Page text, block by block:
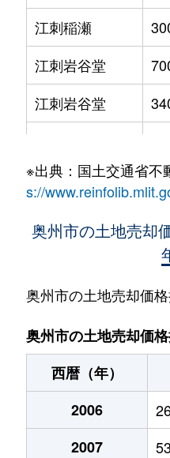
江刺稲瀬
江刺岩谷堂
江刺岩谷堂
江刺岩谷堂
江刺愛宕
江刺愛宕
江刺銭町
江刺玉里
江刺西大通り
※出典：国土交通省不
s://
奥州市の土地売却
奥州市の土地売却価格
奥州市の土地売却価
西暦（年）
2006
2007